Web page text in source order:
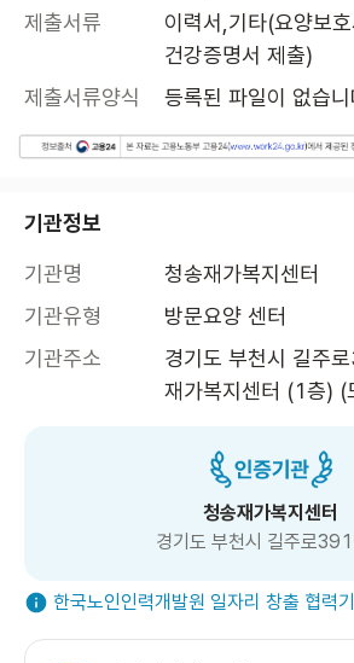
제출서류
이력서,기타(요양보
건강증명서 제출)
제출서류양식
등록된 파일이 없습니
기관정보
기관명
청송재가복지센터
기관유형
방문요양 센터
기관주소
경기도 부천시 길주
재가복지센터 (1층) (
청송재가복지센터
경기도 부천시 길주로
한국노인인력개발원 일자리 창출 협력